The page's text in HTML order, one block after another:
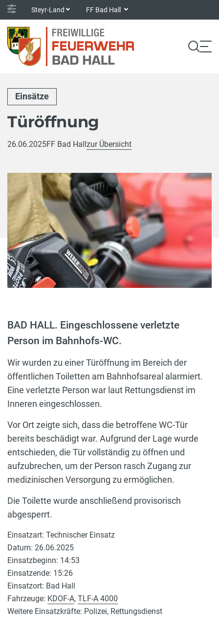
Steyr-Land FF Bad Hall
Einsätze
Türöffnung
26.06.2025FF Bad Hallzur Übersicht
BAD HALL. Eingeschlossene verletzte
Person im Bahnhofs-WC.
Wir wurden zu einer Türöffnung im Bereich der
öffentlichen Toiletten am Bahnhofsareal alarmiert.
Eine verletzte Person war laut Rettungsdienst im
Inneren eingeschlossen.
Vor Ort zeigte sich, dass die betroffene WC-Tür
bereits beschädigt war. Aufgrund der Lage wurde
entschieden, die Tür vollständig zu öffnen und
aufzubrechen, um der Person rasch Zugang zur
medizinischen Versorgung zu ermöglichen.
Die Toilette wurde anschließend provisorisch
abgesperrt.
Einsatzart: Technischer Einsatz
Datum: 26.06.2025
Einsatzbeginn: 14:53
Einsatzende: 15:26
Einsatzort: Bad Hall
Fahrzeuge: KDOF-A, TLF-A 4000
Weitere Einsatzkräfte: Polizei, Rettungsdienst